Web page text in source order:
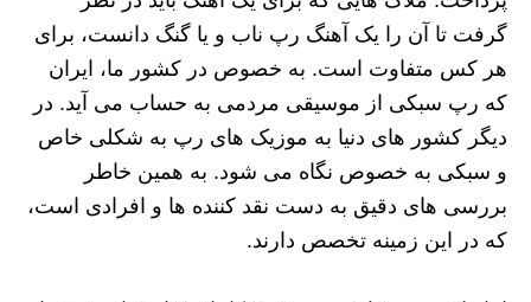
گرفت تا آن را یک آهنگ رپ ناب و یا گنگ دانست، برای
هر کس متفاوت است. به خصوص در کشور ما، ایران
که رپ سبکی از موسیقی مردمی به حساب می آید. در
دیگر کشور های دنیا به موزیک های رپ به شکلی خاص
و سبکی به خصوص نگاه می شود. به همین خاطر
بررسی های دقیق به دست نقد کننده ها و افرادی است،
که در این زمینه تخصص دارند.